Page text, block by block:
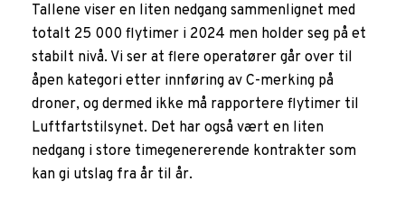
Tallene viser en liten nedgang sammenlignet med
totalt 25 000 flytimer i 2024 men holder seg på et
stabilt nivå. Vi ser at flere operatører går over til
åpen kategori etter innføring av C-merking på
droner, og dermed ikke må rapportere flytimer til
Luftfartstilsynet. Det har også vært en liten
nedgang i store timegenererende kontrakter som
kan gi utslag fra år til år.